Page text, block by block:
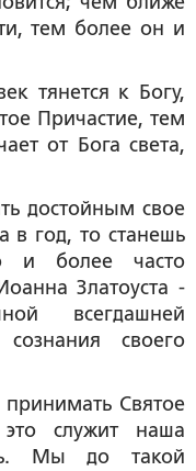
тем более он и
тянется к Богу,
Причастие, тем
от Бога света,
достойным свое
в год, то станешь
и более часто
Златоуста -
всегдашней
своего
принимать Святое
служит наша
Мы до такой